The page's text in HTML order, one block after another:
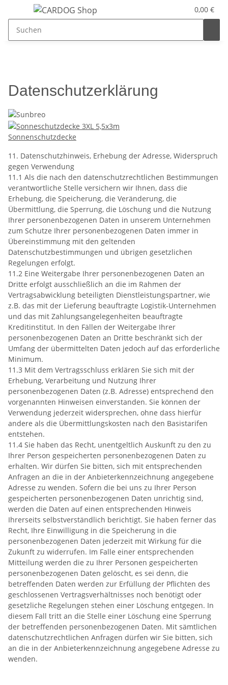
0,00 €
Datenschutzerklärung
Sonnenschutzdecke
11. Datenschutzhinweis, Erhebung der Adresse, Widerspruch
gegen Verwendung
11.1 Als die nach den datenschutzrechtlichen Bestimmungen
verantwortliche Stelle versichern wir Ihnen, dass die
Erhebung, die Speicherung, die Veränderung, die
Übermittlung, die Sperrung, die Löschung und die Nutzung
Ihrer personenbezogenen Daten in unserem Unternehmen
zum Schutze Ihrer personenbezogenen Daten immer in
Übereinstimmung mit den geltenden
Datenschutzbestimmungen und übrigen gesetzlichen
Regelungen erfolgt.
11.2 Eine Weitergabe Ihrer personenbezogenen Daten an
Dritte erfolgt ausschließlich an die im Rahmen der
Vertragsabwicklung beteiligten Dienstleistungspartner, wie
z.B. das mit der Lieferung beauftragte Logistik-Unternehmen
und das mit Zahlungsangelegenheiten beauftragte
Kreditinstitut. In den Fällen der Weitergabe Ihrer
personenbezogenen Daten an Dritte beschränkt sich der
Umfang der übermittelten Daten jedoch auf das erforderliche
Minimum.
11.3 Mit dem Vertragsschluss erklären Sie sich mit der
Erhebung, Verarbeitung und Nutzung Ihrer
personenbezogenen Daten (z.B. Adresse) entsprechend den
vorgenannten Hinweisen einverstanden. Sie können der
Verwendung jederzeit widersprechen, ohne dass hierfür
andere als die Übermittlungskosten nach den Basistarifen
entstehen.
11.4 Sie haben das Recht, unentgeltlich Auskunft zu den zu
Ihrer Person gespeicherten personenbezogenen Daten zu
erhalten. Wir dürfen Sie bitten, sich mit entsprechenden
Anfragen an die in der Anbieterkennzeichnung angegebene
Adresse zu wenden. Sofern die bei uns zu Ihrer Person
gespeicherten personenbezogenen Daten unrichtig sind,
werden die Daten auf einen entsprechenden Hinweis
Ihrerseits selbstverständlich berichtigt. Sie haben ferner das
Recht, Ihre Einwilligung in die Speicherung in die
personenbezogenen Daten jederzeit mit Wirkung für die
Zukunft zu widerrufen. Im Falle einer entsprechenden
Mitteilung werden die zu Ihrer Personen gespeicherten
personenbezogenen Daten gelöscht, es sei denn, die
betreffenden Daten werden zur Erfüllung der Pflichten des
geschlossenen Vertragsverhältnisses noch benötigt oder
gesetzliche Regelungen stehen einer Löschung entgegen. In
diesem Fall tritt an die Stelle einer Löschung eine Sperrung
der betreffenden personenbezogenen Daten. Mit sämtlichen
datenschutzrechtlichen Anfragen dürfen wir Sie bitten, sich
an die in der Anbieterkennzeichnung angegebene Adresse zu
wenden.